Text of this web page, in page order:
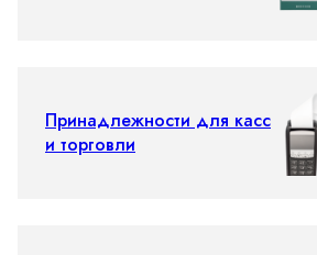
Принадлежности для касс
и торговли